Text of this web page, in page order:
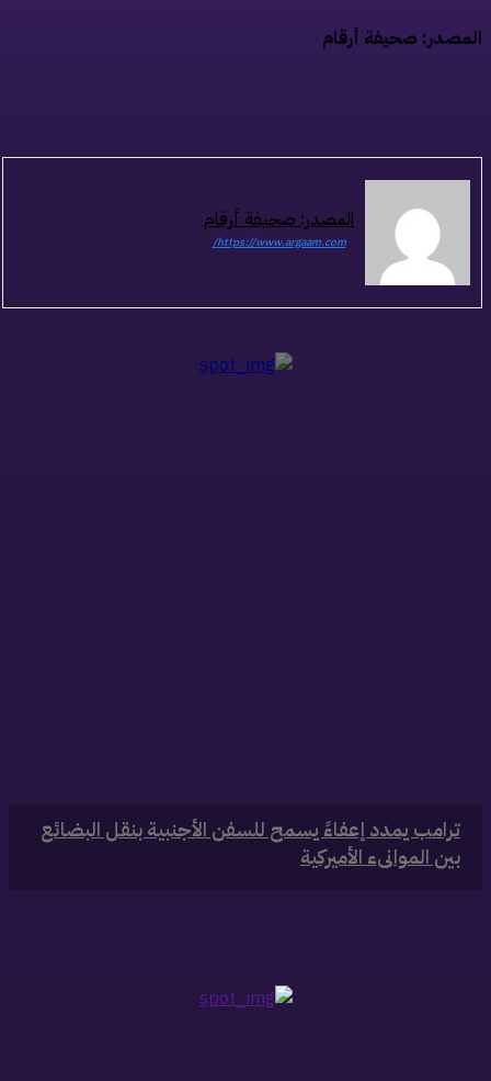
‏ترامب يمدد إعفاءً يسمح للسفن الأجنبية بنقل البضائع
بين الموانىء الأميركية
صحيفة أرقام
المصدر: صحيفة أرقام
https://www.argaam.com/